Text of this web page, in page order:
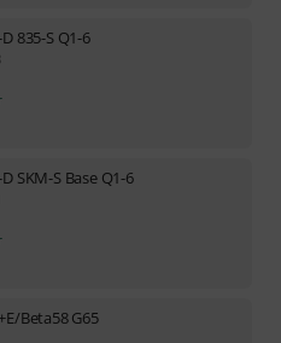
D 835-S Q1-6
D SKM-S Base Q1-6
Beta58 G65